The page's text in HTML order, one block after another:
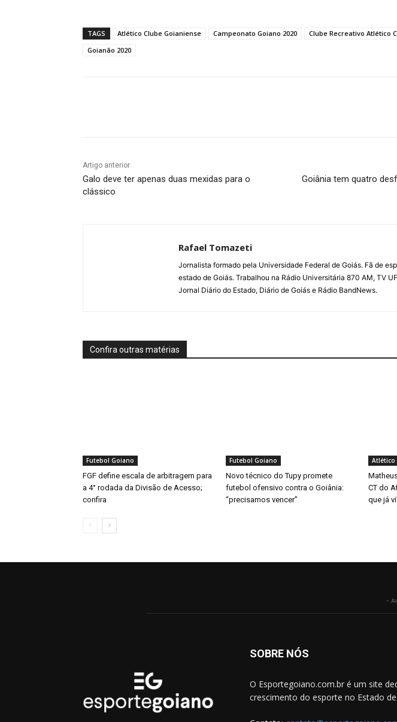
TAGS Atlético Clube Goianiense Campeonato Goiano 2020 Clube Recreativo Atlético
Goianão 2020
Artigo anterior
Galo deve ter apenas duas mexidas para o
clássico
Goiânia tem quatro
Rafael Tomazeti
Jornalista formado pela Universidade Federal de Goiás. Fã de
estado de Goiás. Trabalhou na Rádio Universitária 870 AM, TV
Jornal Diário do Estado, Diário de Goiás e Rádio BandNews.
Confira outras matérias
Futebol Goiano
FGF define escala de arbitragem para
a 4° rodada da Divisão de Acesso;
confira
Futebol Goiano
Novo técnico do Tupy promete
futebol ofensivo contra o Goiânia:
“precisamos vencer”
Atlético
CT do
que já
-
SOBRE NÓS
O Esportegoiano.com.br é um site
crescimento do esporte no Estado de